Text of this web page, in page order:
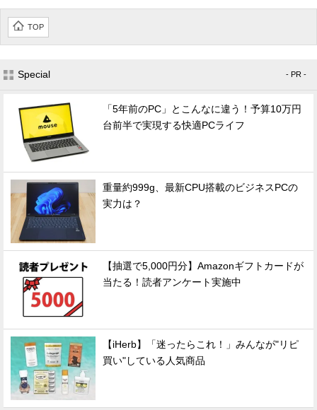
TOP
Special - PR -
「5年前のPC」とこんなに違う！予算10万円
台前半で実現する快適PCライフ
重量約999g、最新CPU搭載のビジネスPCの
実力は？
【抽選で5,000円分】Amazonギフトカードが
当たる！読者アンケート実施中
【iHerb】「迷ったらこれ！」みんなが"リピ
買い"している人気商品